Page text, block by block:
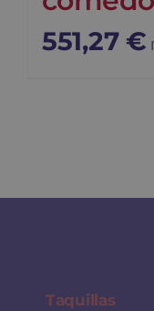
551,27 €
Taquillas